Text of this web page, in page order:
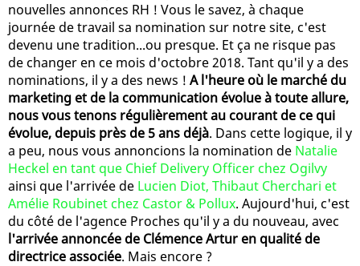
nouvelles annonces RH ! Vous le savez, à chaque
journée de travail sa nomination sur notre site, c'est
devenu une tradition...ou presque. Et ça ne risque pas
de changer en ce mois d'octobre 2018. Tant qu'il y a des
nominations, il y a des news ! A l'heure où le marché du
marketing et de la communication évolue à toute allure,
nous vous tenons régulièrement au courant de ce qui
évolue, depuis près de 5 ans déjà. Dans cette logique, il y
a peu, nous vous annoncions la nomination de Natalie
Heckel en tant que Chief Delivery Officer chez Ogilvy
ainsi que l'arrivée de Lucien Diot, Thibaut Cherchari et
Amélie Roubinet chez Castor & Pollux. Aujourd'hui, c'est
du côté de l'agence Proches qu'il y a du nouveau, avec
l'arrivée annoncée de Clémence Artur en qualité de
directrice associée. Mais encore ?